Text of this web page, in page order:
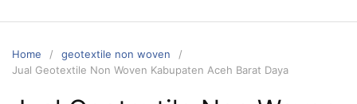
Home
geotextile non woven
Jual Geotextile Non Woven Kabupaten Aceh Barat Daya